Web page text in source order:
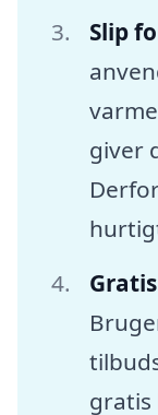
Slip
giver
gratis